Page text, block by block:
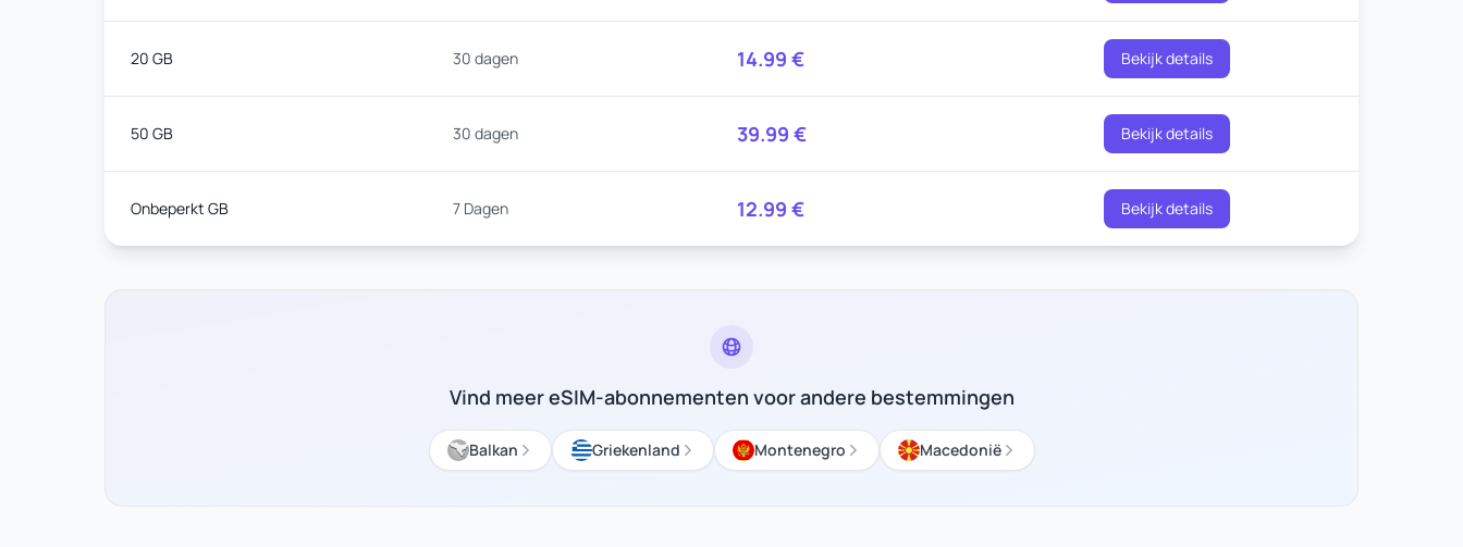
20 GB 30 dagen 14.99 € Bekijk details
50 GB 30 dagen 39.99 € Bekijk details
Onbeperkt GB 7 Dagen 12.99 € Bekijk details
Vind meer eSIM-abonnementen voor andere bestemmingen
Balkan Griekenland Montenegro Macedonië